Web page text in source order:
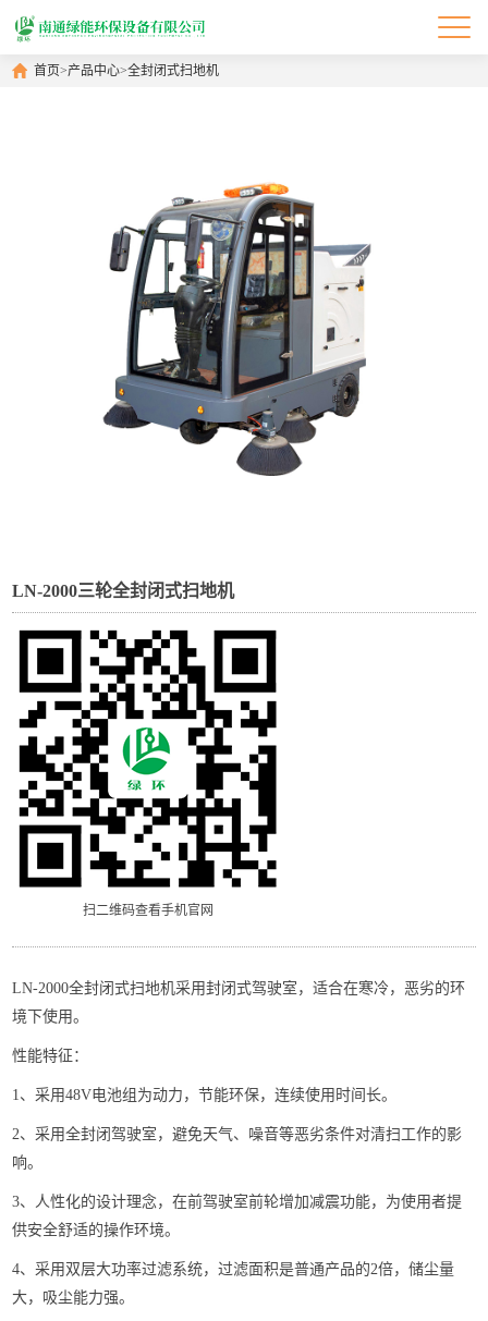
首页>产品中心>全封闭式扫地机
LN-2000三轮全封闭式扫地机
扫二维码查看手机官网
LN-2000全封闭式扫地机采用封闭式驾驶室，适合在寒冷，恶劣的环
境下使用。
性能特征：
1、采用48V电池组为动力，节能环保，连续使用时间长。
2、采用全封闭驾驶室，避免天气、噪音等恶劣条件对清扫工作的影
响。
3、人性化的设计理念，在前驾驶室前轮增加减震功能，为使用者提
供安全舒适的操作环境。
4、采用双层大功率过滤系统，过滤面积是普通产品的2倍，储尘量
大，吸尘能力强。